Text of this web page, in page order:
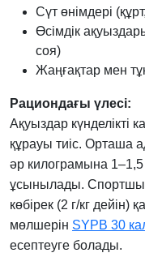
Сүт өнімдері
Өсімдік
соя)
Жаңғақтар мен
Рациондағы үлесі:
Ақуыздар
құрауы тиіс. Орташа
әр килограмына
ұсынылады.
көбірек (2 г/кг дейін)
мөлшерін SYPB 30
есептеуге болады.